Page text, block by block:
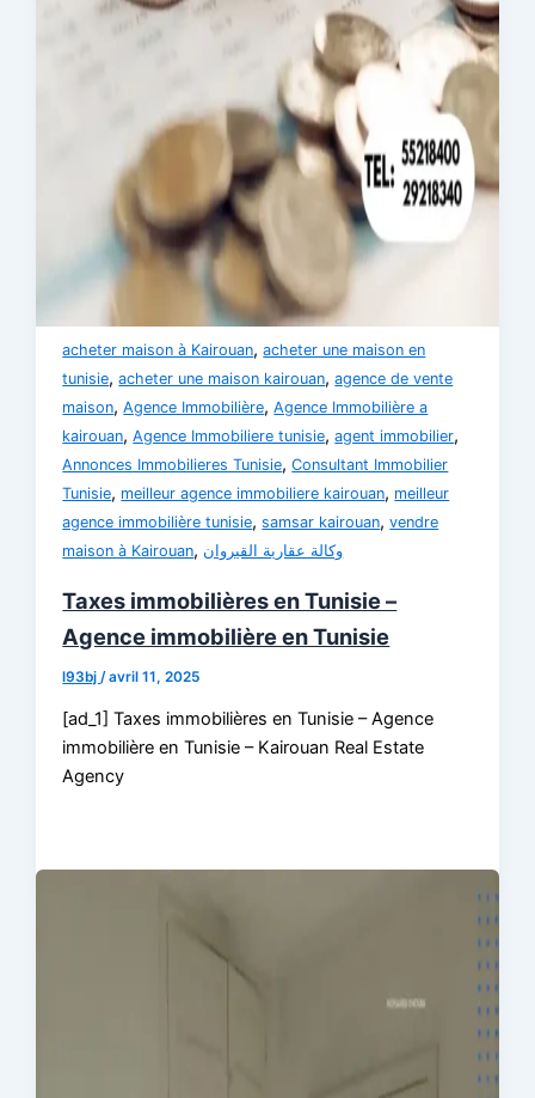
acheter maison à Kairouan,acheter une maison en
tunisie,acheter une maison kairouan,agence de vente
maison,Agence Immobilière,Agence Immobilière a
kairouan,Agence Immobiliere tunisie,agent immobilier,
Annonces Immobilieres Tunisie,Consultant Immobilier
Tunisie, meilleur agence immobiliere kairouan, meilleur
agence immobilière tunisie,samsar kairouan,vendre
maison à Kairouan, وكالة عقارية القيروان
Taxes immobilières en Tunisie –
Agence immobilière en Tunisie
l93bj /avril 11, 2025
[ad_1] Taxes immobilières en Tunisie – Agence
immobilière en Tunisie – Kairouan Real Estate
Agency